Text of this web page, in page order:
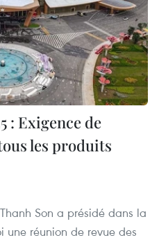
: Exigence de
les produits
Son a présidé dans la
une réunion de revue des